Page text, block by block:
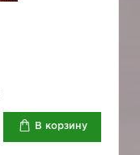
В корзину